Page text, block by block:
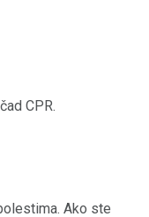
CPR.
Ako ste